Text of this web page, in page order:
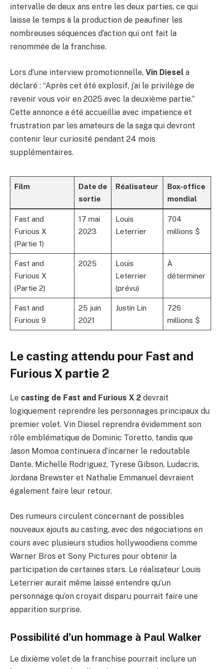
intervalle de deux ans entre les deux parties, ce qui
laisse le temps à la production de peaufiner les
nombreuses séquences d’action qui ont fait la
renommée de la franchise.
Lors d’une interview promotionnelle, Vin Diesel a
déclaré : “Après cet été explosif, j’ai le privilège de
revenir vous voir en 2025 avec la deuxième partie.”
Cette annonce a été accueillie avec impatience et
frustration par les amateurs de la saga qui devront
contenir leur curiosité pendant 24 mois
supplémentaires.
Film
Date de
sortie
Réalisateur
Box-office
mondial
Fast and
Furious X
(Partie 1)
17 mai
2023
Louis
Leterrier
704
millions $
Fast and
Furious X
(Partie 2)
2025
Louis
Leterrier
(prévu)
À
déterminer
Fast and
Furious 9
25 juin
2021
Justin Lin
726
millions $
Le casting attendu pour Fast and
Furious X partie 2
Le casting de Fast and Furious X 2 devrait
logiquement reprendre les personnages principaux du
premier volet. Vin Diesel reprendra évidemment son
rôle emblématique de Dominic Toretto, tandis que
Jason Momoa continuera d’incarner le redoutable
Dante. Michelle Rodriguez, Tyrese Gibson, Ludacris,
Jordana Brewster et Nathalie Emmanuel devraient
également faire leur retour.
Des rumeurs circulent concernant de possibles
nouveaux ajouts au casting, avec des négociations en
cours avec plusieurs studios hollywoodiens comme
Warner Bros et Sony Pictures pour obtenir la
participation de certaines stars. Le réalisateur Louis
Leterrier aurait même laissé entendre qu’un
personnage qu’on croyait disparu pourrait faire une
apparition surprise.
Possibilité d’un hommage à Paul Walker
Le dixième volet de la franchise pourrait inclure un